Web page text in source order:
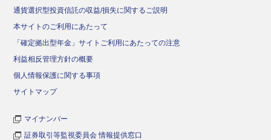
通貨選択型投資信託の収益/損失に関するご説明
本サイトのご利用にあたって
「確定拠出型年金」サイトご利用にあたっての注意
利益相反管理方針の概要
個人情報保護に関する事項
サイトマップ
マイナンバー
証券取引等監視委員会 情報提供窓口